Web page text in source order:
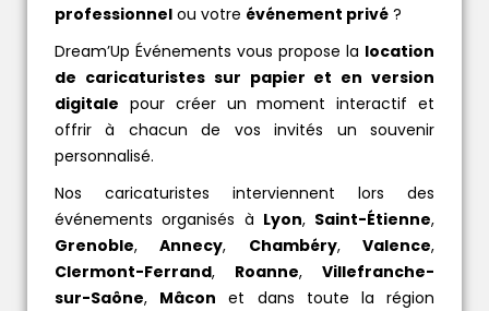
professionnel ou votre événement privé ?
Dream’Up Événements vous propose la location
de caricaturistes sur papier et en version
digitale pour créer un moment interactif et
offrir à chacun de vos invités un souvenir
personnalisé.
Nos caricaturistes interviennent lors des
événements organisés à Lyon, Saint-Étienne,
Grenoble,Annecy, Chambéry,Valence,
Clermont-Ferrand, Roanne, Villefranche-
sur-Saône, Mâcon et dans toute la région